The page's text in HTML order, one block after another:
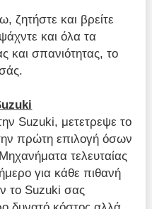
και βρείτε
ψάχντε και όλα τα
και σπανιότητας, το
Suzuki, μετετρεψε το
πρώτη επιλογή όσων
Μηχανήματα τελευταίας
για κάθε πιθανή
το Suzuki σας